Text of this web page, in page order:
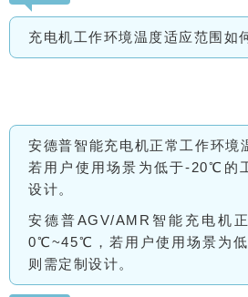
充电机工作环境温度适应范围如
安德普智能充电机正常工作环境
若 用 户 使用场景为低于-20℃ 的
设计。
安德普AGV/AMR智能充电机
0℃~45℃，若用户使用场景为
则需定制设计。